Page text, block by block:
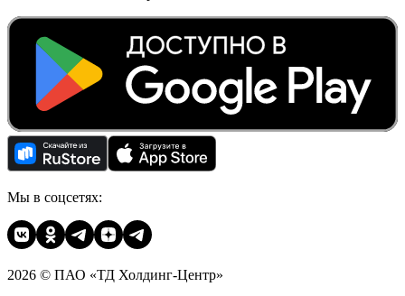
Мы в соцсетях:
2026 © ПАО «ТД Холдинг-Центр»